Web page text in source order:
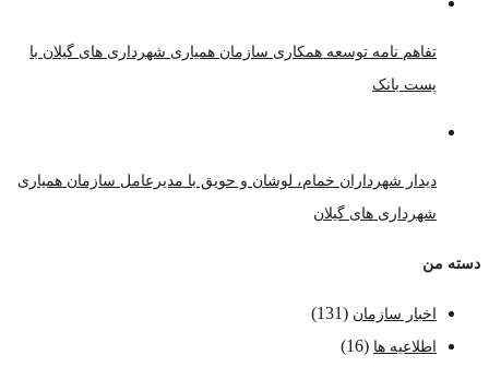
تفاهم نامه توسعه همکاری سازمان همیاری شهرداری های گیلان با
پست بانک
دیدار شهرداران خمام، لوشان و حویق با مدیرعامل سازمان همیاری
شهرداری های گیلان
دسته من
اخبار سازمان (131)
اطلاعیه ها (16)